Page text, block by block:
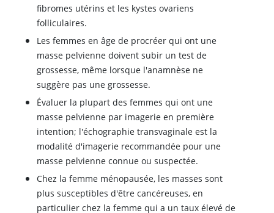
fibromes utérins et les kystes ovariens
folliculaires.
Les femmes en âge de procréer qui ont une
masse pelvienne doivent subir un test de
grossesse, même lorsque l'anamnèse ne
suggère pas une grossesse.
Évaluer la plupart des femmes qui ont une
masse pelvienne par imagerie en première
intention; l'échographie transvaginale est la
modalité d'imagerie recommandée pour une
masse pelvienne connue ou suspectée.
Chez la femme ménopausée, les masses sont
plus susceptibles d'être cancéreuses, en
particulier chez la femme qui a un taux élevé de